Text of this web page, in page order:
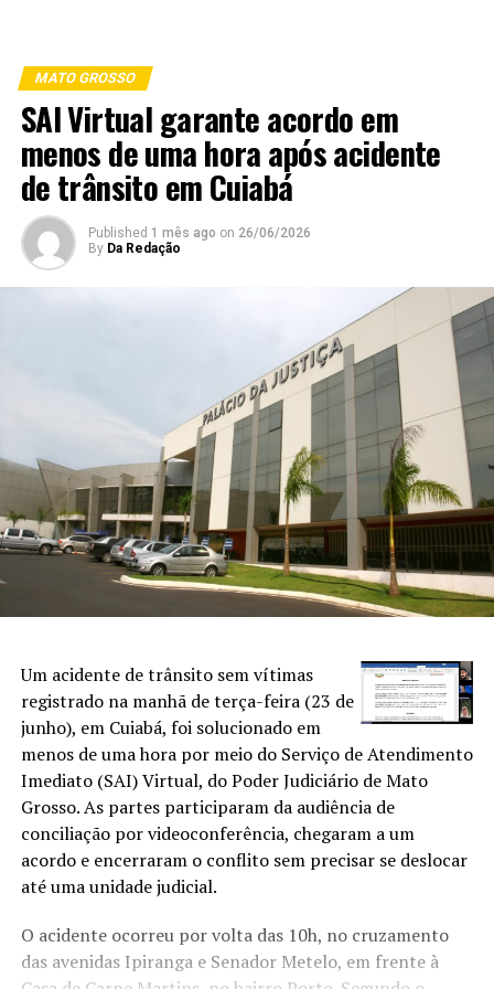
MATO GROSSO
SAI Virtual garante acordo em
menos de uma hora após acidente
de trânsito em Cuiabá
Published 1 mês ago on 26/06/2026
By Da Redação
Um acidente de trânsito sem vítimas
registrado na manhã de terça-feira (23 de
junho), em Cuiabá, foi solucionado em
menos de uma hora por meio do Serviço de Atendimento
Imediato (SAI) Virtual, do Poder Judiciário de Mato
Grosso. As partes participaram da audiência de
conciliação por videoconferência, chegaram a um
acordo e encerraram o conflito sem precisar se deslocar
até uma unidade judicial.
O acidente ocorreu por volta das 10h, no cruzamento
das avenidas Ipiranga e Senador Metelo, em frente à